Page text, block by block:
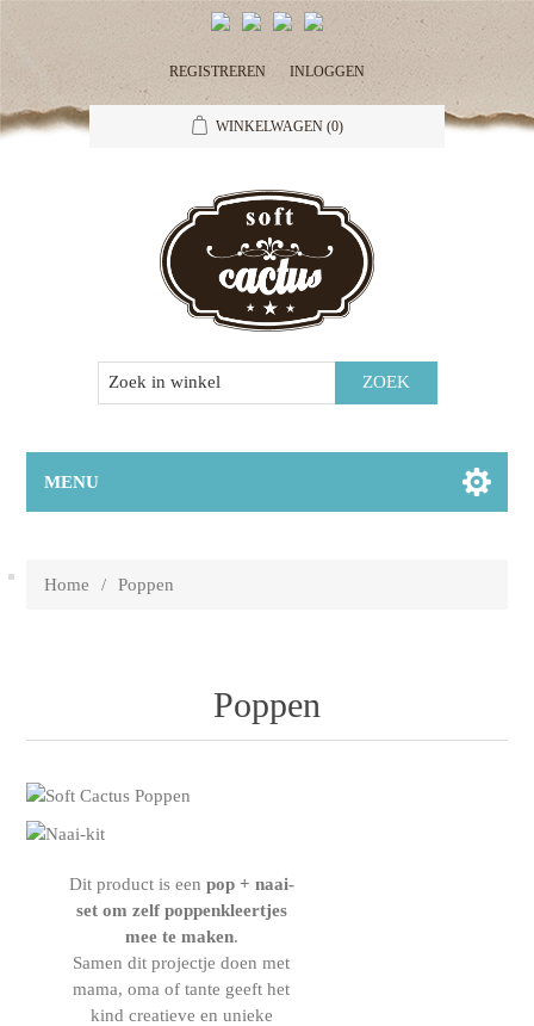
REGISTREREN INLOGGEN
WINKELWAGEN (0)
MENU
Home / Poppen
Poppen
Dit product is een pop + naai-
setom zelf poppenkleertjes
mee te maken.
Samen dit projectje doen met
mama, oma of tante geeft het
kind creatieve en unieke